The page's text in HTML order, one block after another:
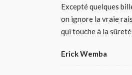
Excepté quelques
on ignore la vraie
qui touche à la sûreté
Erick Wemba